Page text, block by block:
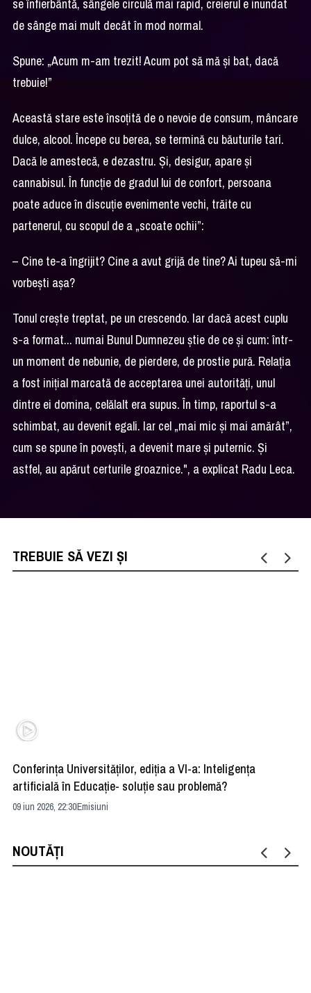
se înfierbântă, sângele circulă mai rapid, creierul e inundat
de sânge mai mult decât în mod normal.
Spune: „Acum m-am trezit! Acum pot să mă și bat, dacă
trebuie!”
Această stare este însoțită de o nevoie de consum, mâncare
dulce, alcool. Începe cu berea, se termină cu băuturile tari.
Dacă le amestecă, e dezastru. Și, desigur, apare și
cannabisul. În funcție de gradul lui de confort, persoana
poate aduce în discuție evenimente vechi, trăite cu
partenerul, cu scopul de a „scoate ochii”:
– Cine te-a îngrijit? Cine a avut grijă de tine? Ai tupeu să-mi
vorbești așa?
Tonul crește treptat, pe un crescendo. Iar dacă acest cuplu
s-a format... numai Bunul Dumnezeu știe de ce și cum: într-
un moment de nebunie, de pierdere, de prostie pură. Relația
a fost inițial marcată de acceptarea unei autorități, unul
dintre ei domina, celălalt era supus. În timp, raportul s-a
schimbat, au devenit egali. Iar cel „mai mic și mai amărât”,
cum se spune în povești, a devenit mare și puternic. Și
astfel, au apărut certurile groaznice.", a explicat Radu Leca.
TREBUIE SĂ VEZI ȘI
Conferința Universităților, ediția a VI-a: Inteligența
artificială în Educație- soluție sau problemă?
09 iun 2026, 22:30Emisiuni
NOUTĂȚI